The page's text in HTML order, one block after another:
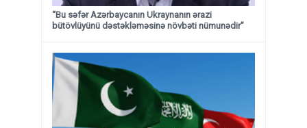
“Bu səfər Azərbaycanın Ukraynanın ərazi
bütövlüyünü dəstəkləməsinə növbəti nümunədir”